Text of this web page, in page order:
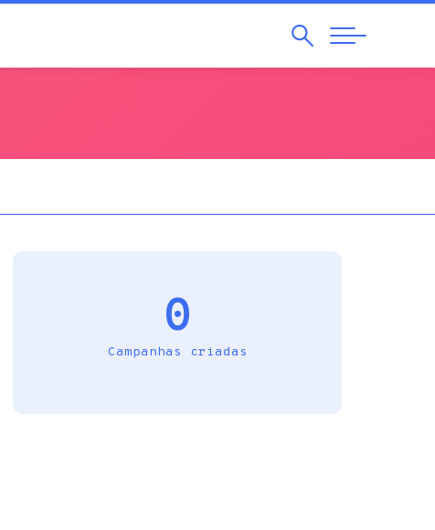
Pesquisar
Abrir
Navegação
0
Campanhas criadas